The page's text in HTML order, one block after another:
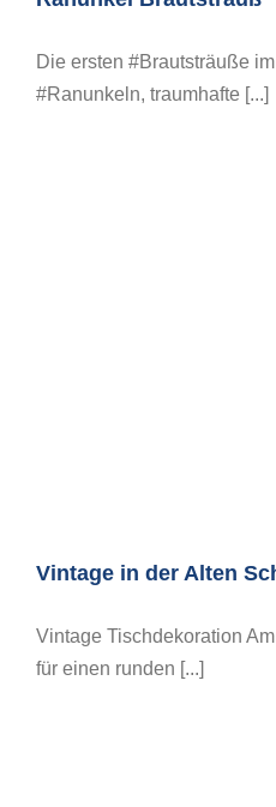
Die ersten #Brautsträuße
#Ranunkeln, traumhafte [...]
Vintage in der Alten
Vintage Tischdekoration
für einen runden [...]